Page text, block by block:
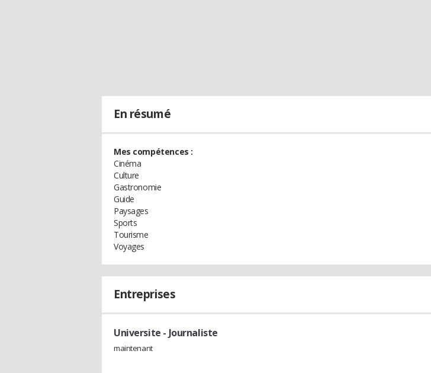
En résumé
Mes compétences :
Cinéma
Culture
Gastronomie
Guide
Paysages
Sports
Tourisme
Voyages
Entreprises
Universite - Journaliste
maintenant